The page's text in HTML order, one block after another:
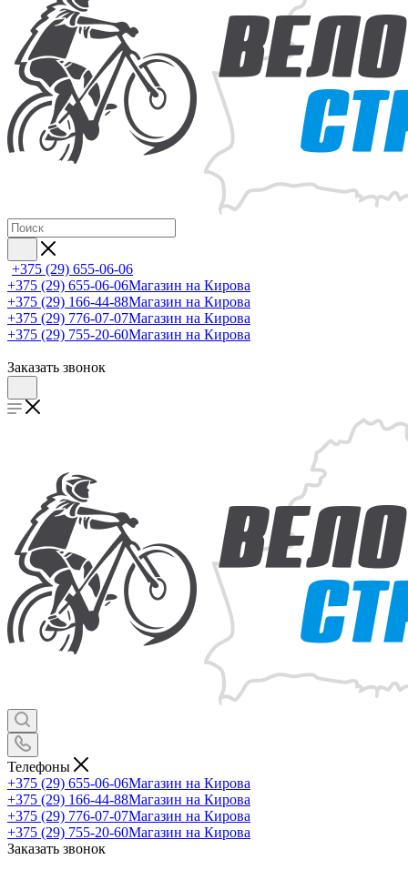
+375 (29) 655-06-06
+375 (29) 655-06-06Магазин на Кирова
+375 (29) 166-44-88Магазин на Кирова
+375 (29) 776-07-07Магазин на Кирова
+375 (29) 755-20-60Магазин на Кирова
Заказать звонок
Телефоны
+375 (29) 655-06-06Магазин на Кирова
+375 (29) 166-44-88Магазин на Кирова
+375 (29) 776-07-07Магазин на Кирова
+375 (29) 755-20-60Магазин на Кирова
Заказать звонок